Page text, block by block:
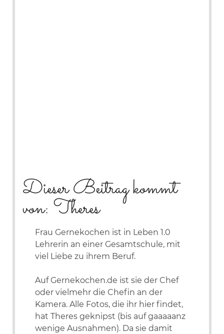
Dieser Beitrag kommt
von: Theres
Frau Gernekochen ist in Leben 1.0
Lehrerin an einer Gesamtschule, mit
viel Liebe zu ihrem Beruf.
Auf Gernekochen.de ist sie der Chef
oder vielmehr die Chefin an der
Kamera. Alle Fotos, die ihr hier findet,
hat Theres geknipst (bis auf gaaaaanz
wenige Ausnahmen). Da sie damit